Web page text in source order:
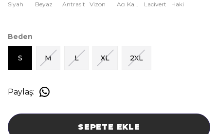
Siyah Beyaz Antrasit Vizon Acı Kahve Lacivert Haki
Beden
S M L XL 2XL
Paylaş:
SEPETE EKLE